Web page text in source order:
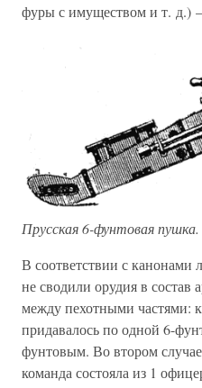
фуры с имуществом и т. д.)
Прусская 6-фунтовая пушка.
В соответствии с канонами
не сводили орудия в состав
между пехотными частями:
придавалось по одной 6-
фунтовым. Во втором
команда состояла из 1